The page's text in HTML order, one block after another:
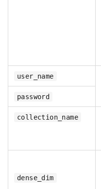
user_name
password
collection_name
dense_dim